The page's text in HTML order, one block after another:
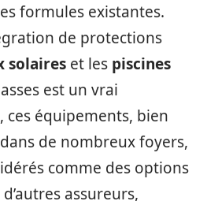
formules existantes.
de protections
solaires et les piscines
est un vrai
ces équipements, bien
de nombreux foyers,
comme des options
assureurs,